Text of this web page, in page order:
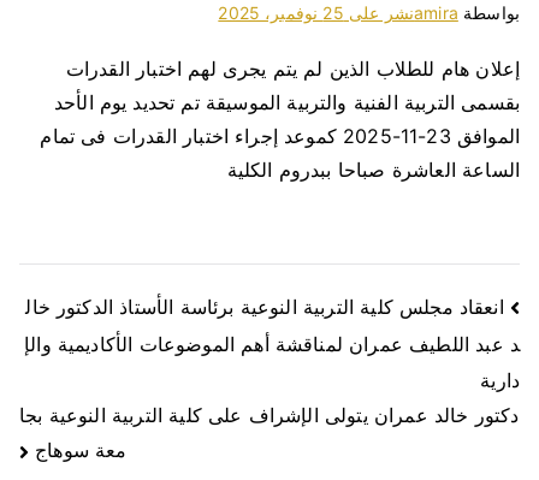
بواسطة amiraنشر على 25 نوفمبر، 2025
إعلان هام للطلاب الذين لم يتم يجرى لهم اختبار القدرات
بقسمى التربية الفنية والتربية الموسيقة تم تحديد يوم الأحد
الموافق 23-11-2025 كموعد إجراء اختبار القدرات فى تمام
الساعة العاشرة صباحا ببدروم الكلية
انعقاد مجلس كلية التربية النوعية برئاسة الأستاذ الدكتور خال
د عبد اللطيف عمران لمناقشة أهم الموضوعات الأكاديمية والإ
دارية
دكتور خالد عمران يتولى الإشراف على كلية التربية النوعية بجا
معة سوهاج